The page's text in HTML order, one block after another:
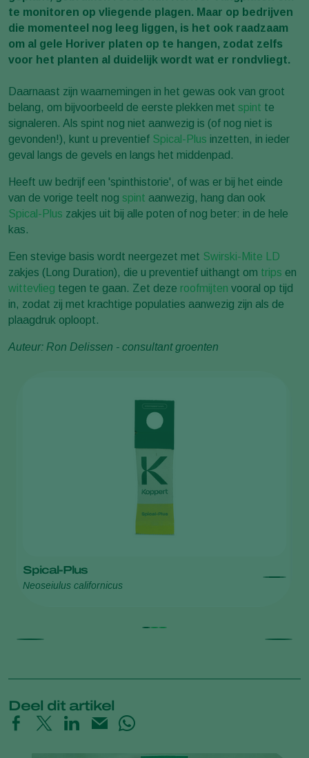
te monitoren op vliegende plagen. Maar op bedrijven
die momenteel nog leeg liggen, is het ook raadzaam
om al gele Horiver platen op te hangen, zodat zelfs
voor het planten al duidelijk wordt wat er rondvliegt.
Daarnaast zijn waarnemingen in het gewas ook van groot
belang, om bijvoorbeeld de eerste plekken met spint te
signaleren. Als spint nog niet aanwezig is (of nog niet is
gevonden!), kunt u preventief Spical-Plus inzetten, in ieder
geval langs de gevels en langs het middenpad.
Heeft uw bedrijf een 'spinthistorie', of was er bij het einde
van de vorige teelt nog spint aanwezig, hang dan ook
Spical-Plus zakjes uit bij alle poten of nog beter: in de hele
kas.
Een stevige basis wordt neergezet met Swirski-Mite LD
zakjes (Long Duration), die u preventief uithangt om trips en
wittevlieg tegen te gaan. Zet deze roofmijten vooral op tijd
in, zodat zij met krachtige populaties aanwezig zijn als de
plaagdruk oploopt.
Auteur: Ron Delissen - consultant groenten
Spical-Plus
Neoseiulus californicus
Deel dit artikel